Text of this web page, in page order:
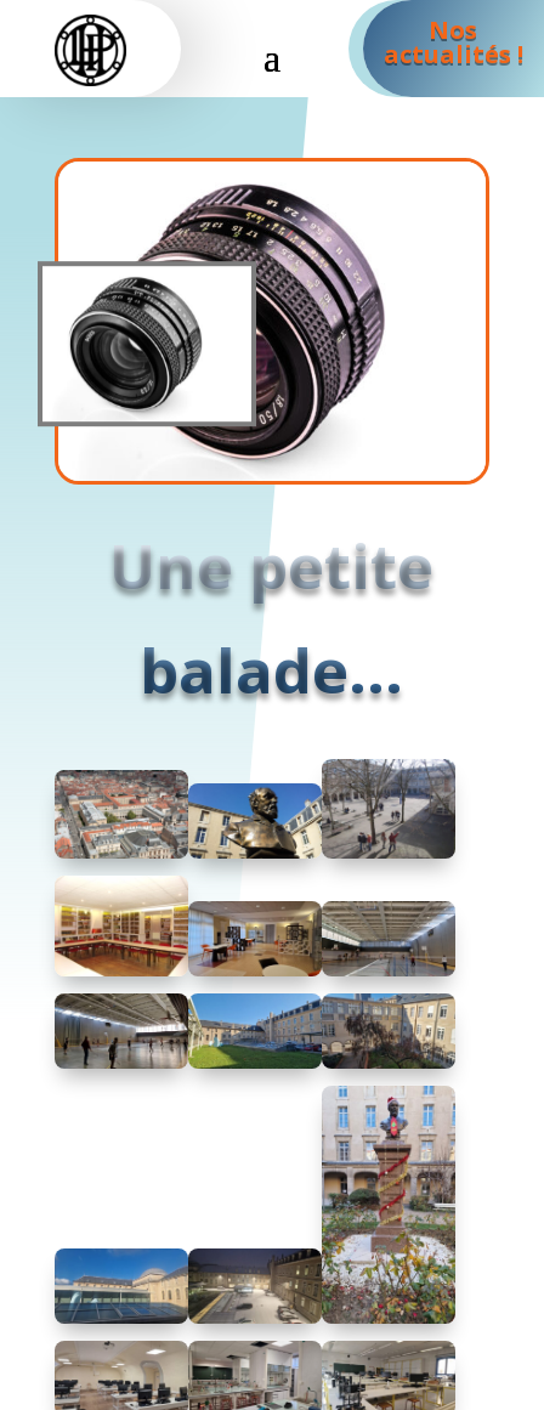
Nos
actualités !
Une petite
balade...